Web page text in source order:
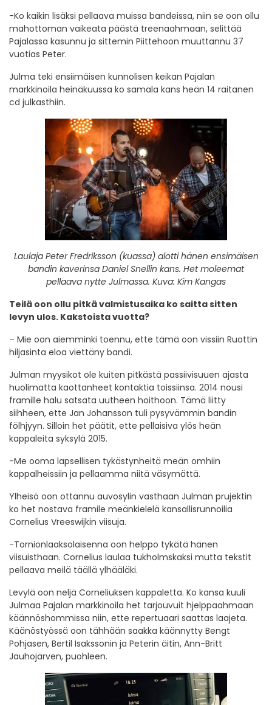
-Ko kaikin lisäksi pellaava muissa bandeissa, niin se oon ollu
mahottoman vaikeata päästä treenaahmaan, selittää
Pajalassa kasunnu ja sittemin Piittehoon muuttannu 37
vuotias Peter.
Julma teki ensiimäisen kunnolisen keikan Pajalan
markkinoila heinäkuussa ko samala kans heän 14 raitanen
cd julkasthiin.
Laulaja Peter Fredriksson (kuassa) alotti hänen ensimäisen
bandin kaverinsa Daniel Snellin kans. Het moleemat
pellaava nytte Julmassa. Kuva: Kim Kangas
Teilä oon ollu pitkä valmistusaika ko saitta sitten
levyn ulos. Kakstoista vuotta?
– Mie oon aiemminki toennu, ette tämä oon vissiin Ruottin
hiljasinta eloa viettäny bandi.
Julman myysikot ole kuiten pitkästä passiivisuuen ajasta
huolimatta kaottanheet kontaktia toissiinsa. 2014 nousi
framille halu satsata uutheen hoithoon. Tämä liitty
siihheen, ette Jan Johansson tuli pysyvämmin bandin
fölhjyyn. Silloin het päätit, ette pellaisiva ylös heän
kappaleita syksylä 2015.
-Me ooma lapsellisen tykästynheitä meän omhiin
kappalheissiin ja pellaamma niitä väsymättä.
Ylheisö oon ottannu auvosylin vasthaan Julman prujektin
ko het nostava framile meänkielelä kansallisrunnoilia
Cornelius Vreeswijkin viisuja.
-Tornionlaaksolaisenna oon helppo tykätä hänen
viisuisthaan. Cornelius laulaa tukholmskaksi mutta tekstit
pellaava meilä täällä ylhääläki.
Levylä oon neljä Corneliuksen kappaletta. Ko kansa kuuli
Julmaa Pajalan markkinoila het tarjouvuit hjelppaahmaan
käännöshommissa niin, ette repertuaari saattas laajeta.
Käänöstyössä oon tähhään saakka käännytty Bengt
Pohjasen, Bertil Isakssonin ja Peterin äitin, Ann-Britt
Jauhojärven, puohleen.